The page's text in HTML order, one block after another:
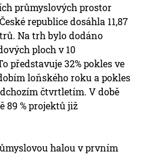
průmyslových prostor
republice dosáhla 11,87
Na trh bylo dodáno
ploch v 10
představuje 32% pokles ve
loňského roku a pokles
čtvrtletím. V době
89 % projektů již
halou v prvním